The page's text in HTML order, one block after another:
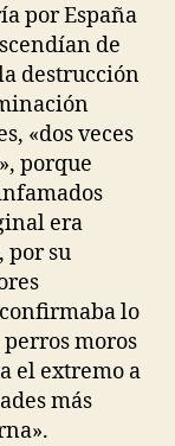
por España
de
destrucción
«dos veces
porque
era
por su
lo
moros
el extremo a
más